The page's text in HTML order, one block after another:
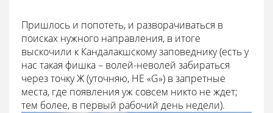
Пришлось и попотеть, и разворачиваться в
поисках нужного направления, в итоге
выскочили к Кандалакшскому заповеднику (есть у
нас такая фишка – волей-неволей забираться
через точку Ж (уточняю, НЕ «G») в запретные
места, где появления уж совсем никто не ждет;
тем более, в первый рабочий день недели).